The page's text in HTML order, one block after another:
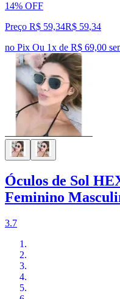
14% OFF
Preço R$ 59,34R$ 59,34
no Pix Ou 1x de R$ 69,00
Óculos de Sol
Feminino
3.7